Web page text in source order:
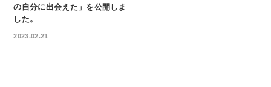
の自分に出会えた」を公開しま
した。
2023.02.21